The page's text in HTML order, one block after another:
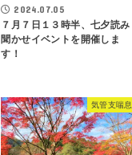
2024.07.05
７月７日１３時半、七夕読み
聞かせイベントを開催しま
す！
気管支喘息